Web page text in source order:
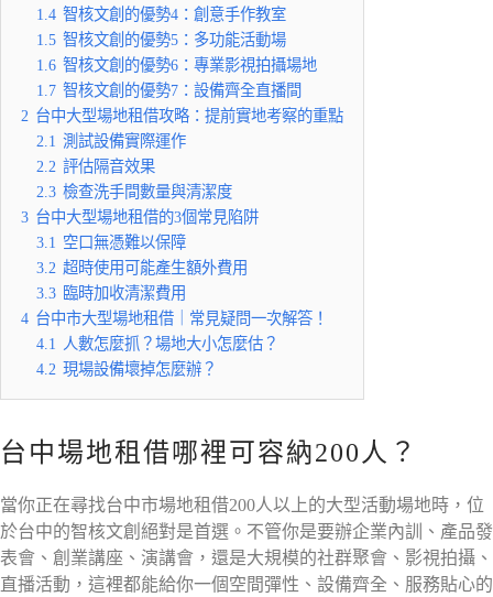
1.4 智核文創的優勢4：創意手作教室
1.5 智核文創的優勢5：多功能活動場
1.6 智核文創的優勢6：專業影視拍攝場地
1.7 智核文創的優勢7：設備齊全直播間
2 台中大型場地租借攻略：提前實地考察的重點
2.1 測試設備實際運作
2.2 評估隔音效果
2.3 檢查洗手間數量與清潔度
3 台中大型場地租借的3個常見陷阱
3.1 空口無憑難以保障
3.2 超時使用可能產生額外費用
3.3 臨時加收清潔費用
4 台中市大型場地租借｜常見疑問一次解答！
4.1 人數怎麼抓？場地大小怎麼估？
4.2 現場設備壞掉怎麼辦？
台中場地租借哪裡可容納200人？
當你正在尋找台中市場地租借200人以上的大型活動場地時，位
於台中的智核文創絕對是首選。不管你是要辦企業內訓、產品發
表會、創業講座、演講會，還是大規模的社群聚會、影視拍攝、
直播活動，這裡都能給你一個空間彈性、設備齊全、服務貼心的